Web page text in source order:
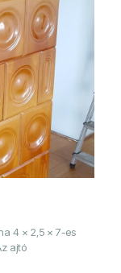
4 x 2,5 x 7-es
ajtó